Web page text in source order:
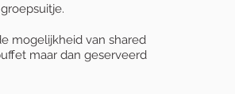
mogelijkheid van shared
maar dan geserveerd